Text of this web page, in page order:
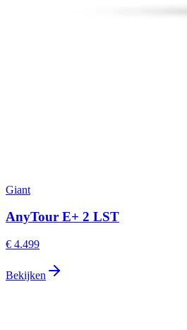
Giant
AnyTour E+ 2 LST
€ 4.499
Bekijken